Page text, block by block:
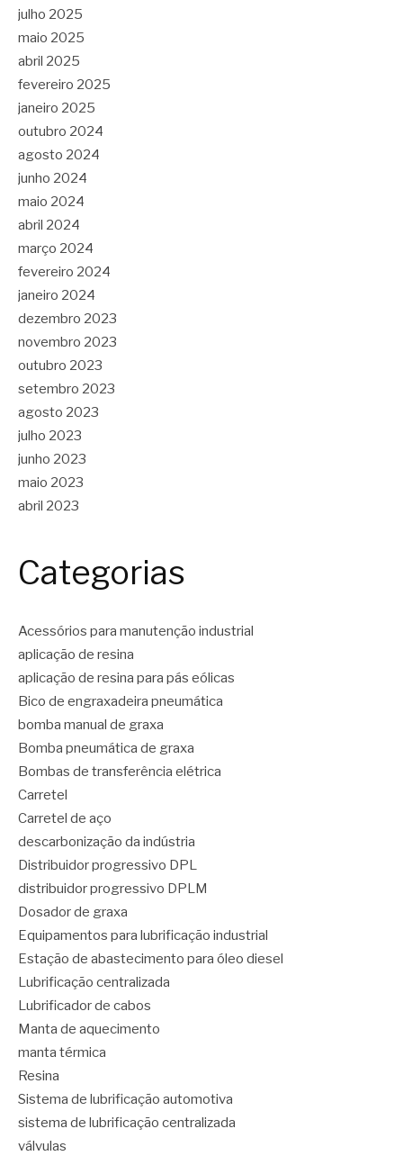
julho 2025
maio 2025
abril 2025
fevereiro 2025
janeiro 2025
outubro 2024
agosto 2024
junho 2024
maio 2024
abril 2024
março 2024
fevereiro 2024
janeiro 2024
dezembro 2023
novembro 2023
outubro 2023
setembro 2023
agosto 2023
julho 2023
junho 2023
maio 2023
abril 2023
Categorias
Acessórios para manutenção industrial
aplicação de resina
aplicação de resina para pás eólicas
Bico de engraxadeira pneumática
bomba manual de graxa
Bomba pneumática de graxa
Bombas de transferência elétrica
Carretel
Carretel de aço
descarbonização da indústria
Distribuidor progressivo DPL
distribuidor progressivo DPLM
Dosador de graxa
Equipamentos para lubrificação industrial
Estação de abastecimento para óleo diesel
Lubrificação centralizada
Lubrificador de cabos
Manta de aquecimento
manta térmica
Resina
Sistema de lubrificação automotiva
sistema de lubrificação centralizada
válvulas